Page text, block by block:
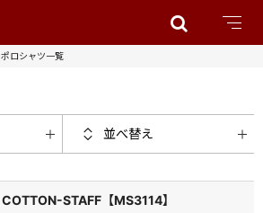
ポロシャツ一覧
並べ替え
COTTON-STAFF【MS3114】